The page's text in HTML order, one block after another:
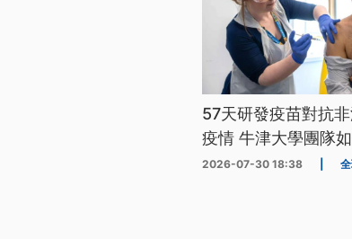
57天研發疫苗對抗
疫情 牛津大學團隊
2026-07-30 18:38